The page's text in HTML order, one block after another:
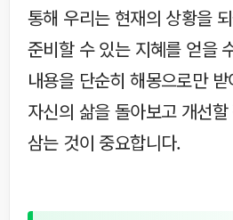
통해 우리는 현재의 상황을
준비할 수 있는 지혜를 얻을
내용을 단순히 해몽으로만
자신의 삶을 돌아보고 개선
삼는 것이 중요합니다.